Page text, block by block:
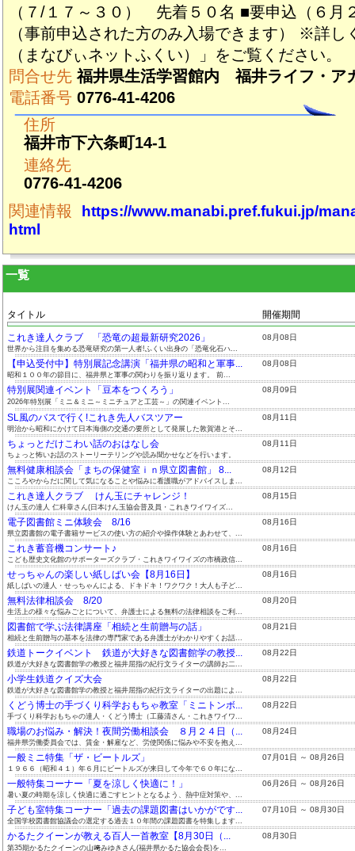
（７/１７～３０） 先着５０名 ■要申込（６月
（事前申込された方のみ入場できます） ※詳し
（まなびぃネットふくい）」をご覧ください。
問合せ先福井県生活学習館内 福井ライフ・ア
電話番号 0776-41-4206
住所
福井市下六条町14-1
連絡先
0776-41-4206
関連情報 https://www.manabi.pref.fukui.jp/
html
一覧
タイトル 開催期間
これき達人クラブ 「恐竜の超最新研究2026」 08月08日
世界から注目を集める恐竜研究の第一人者!ふくい出身の「恐竜化石ハ...
【申込受付中】特別展記念講演「福井県の昭和と軍事... 08月08日
昭和１００年の節目に、福井県と軍事の関わりを振り返ります。 前...
特別展関連イベント「豆本をつくろう」 08月09日
2026年特別展「ミニ＆ミニ～ミニチュアと工芸～」の関連イベント...
SL風のバスで行く!これき先人バスツアー 08月11日
明治から昭和にかけて日本海側の交通の要所として発展した敦賀港とそ...
ちょっとだけこわい話のおはなし会 08月11日
ちょっと怖いお話のストーリーテリングや読み聞かせなどを行います。
無料健康相談会「まちの保健室ｉｎ県立図書館」 8... 08月12日
こころやからだに関して気になることや悩みに看護職がアドバイスしま...
これき達人クラブ けん玉にチャレンジ！ 08月15日
けん玉の達人 仁科章さん(日本けん玉協会普及員・これきワイワイズ...
電子図書館ミニ体験会 8/16 08月16日
県立図書館の電子書籍サービスの使い方の紹介や操作体験とあわせて、...
これき蓄音機コンサート♪ 08月16日
こども歴史文化館のサポーターズクラブ・これきワイワイズの市橋政信...
せっちゃんの楽しい紙しばい会【8月16日】 08月16日
紙しばいの達人・せっちゃんによる、ドキドキ！ワクワク！大人も子ど...
無料法律相談会 8/20 08月20日
生活上の様々な悩みごとについて、弁護士による無料の法律相談をご利...
図書館で学ぶ法律講座「相続と生前贈与の話」 08月21日
相続と生前贈与の基本を法律の専門家である弁護士がわかりやすくお話...
鉄道トークイベント 鉄道が大好きな図書館学の教授... 08月22日
鉄道が大好きな図書館学の教授と福井屈指の紀行文ライターの講師お二...
小学生鉄道クイズ大会 08月22日
鉄道が大好きな図書館学の教授と福井屈指の紀行文ライターの出題によ...
くどう博士の手づくり科学おもちゃ教室「ミニトンボ... 08月22日
手づくり科学おもちゃの達人・くどう博士（工藤清さん・これきワイワ...
職場のお悩み・解決！夜間労働相談会 ８月２４日（... 08月24日
福井県労働委員会では、賃金・解雇など、労使関係に悩みや不安を抱え...
一般ミニ特集「ザ・ビートルズ」 07月01日 ～ 08月26日
１９６６（昭和４１）年６月にビートルズが来日して今年で６０年にな...
一般特集コーナー「夏を涼しく快適に！」 06月26日 ～ 08月26日
暑い夏の時期を涼しく快適に過ごすヒントとなるよう、熱中症対策や、...
子ども室特集コーナー「過去の課題図書はいかがです... 07月10日 ～ 08月30日
全国学校図書館協議会の選定する過去１０年間の課題図書を特集します...
かるたクイーンが教える百人一首教室【8月30日（... 08月30日
第35期かるたクイーンの山﨑みゆきさん(福井県かるた協会会長)を...